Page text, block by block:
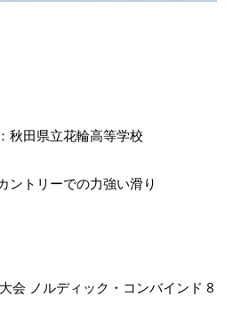
秋田県立花輪高等学校
ントリーでの力強い滑り
会 ノルディック・コンバインド 8